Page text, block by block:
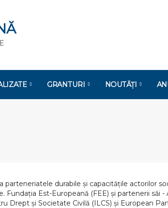
GRANTURI NOUTĂȚI
parteneriatele durabile și capacitățile actorilor
Est-Europeană (FEE) și partenerii săi
și Societate Civilă (ILCS) și European